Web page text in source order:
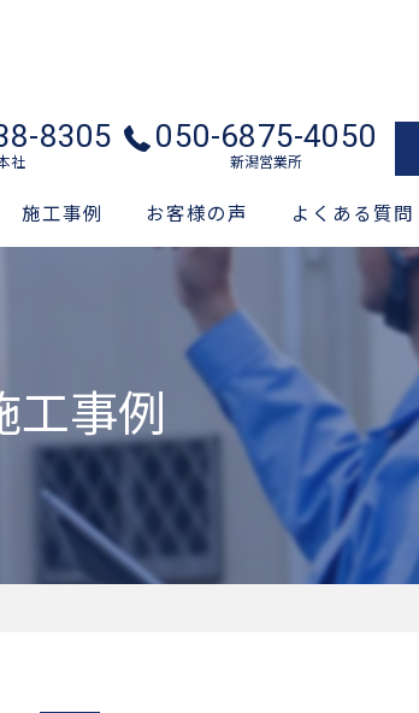
8305
社
050-6875-4050
新潟営業所
施工事例 お客様の声 よくある質問
工事例